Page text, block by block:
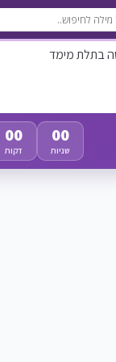
בתלת מימד
00
דקות
00
שניות